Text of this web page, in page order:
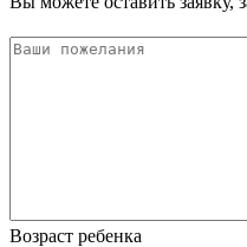
Возраст ребенка